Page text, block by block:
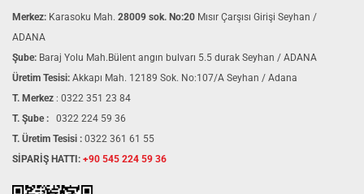
Merkez: Karasoku Mah. 28009 sok. No:20 Mısır Çarşısı Girişi Seyhan /
ADANA
Şube: Baraj Yolu Mah.Bülent angın bulvarı 5.5 durak Seyhan / ADANA
Üretim Tesisi: Akkapı Mah. 12189 Sok. No:107/A Seyhan / Adana
T. Merkez : 0322 351 23 84
T. Şube :
0322 224 59 36
T. Üretim Tesisi : 0322 361 61 55
SİPARİŞ HATTI: +90 545 224 59 36